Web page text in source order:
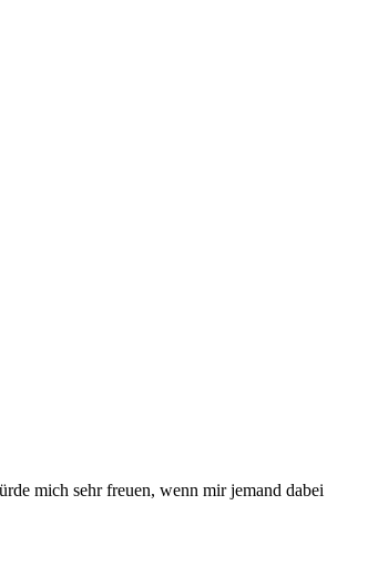
mich sehr freuen, wenn mir jemand dabei